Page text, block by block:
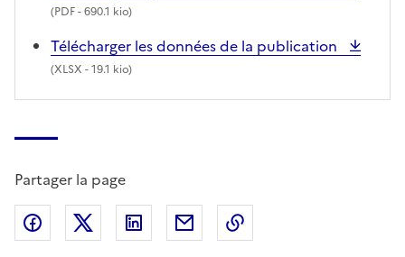
(PDF- 690.1 kio)
Télécharger les données de la publication
(XLSX - 19.1 kio)
Partager la page
Partager sur Facebook
Partager sur X (anciennement Twitter)
Partager sur LinkedIn
Partager par email